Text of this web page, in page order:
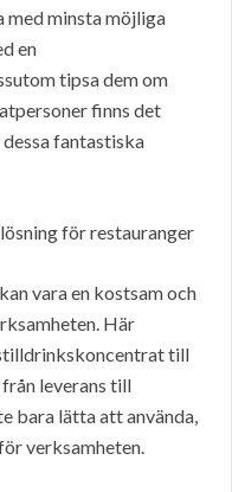
med minsta möjliga
en
tipsa dem om
finns det
fantastiska
för restauranger
vara en kostsam och
Här
till
leverans till
bara lätta att använda,
verksamheten.